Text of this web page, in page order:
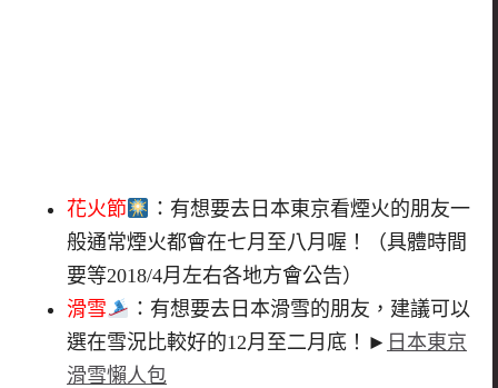
花火節
：有想要去日本東京看煙火的朋友一
般通常煙火都會在七月至八月喔！（具體時間
要等2018/4月左右各地方會公告）
滑雪
：有想要去日本滑雪的朋友，建議可以
選在雪況比較好的12月至二月底！► 日本東京
滑雪懶人包